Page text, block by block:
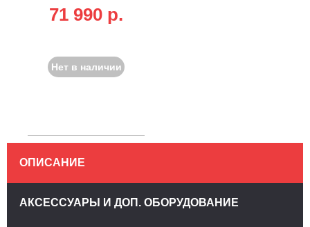
10,1 кг.)71 990 p.
Нет в наличии
ОПИСАНИЕ
АКСЕССУАРЫ И ДОП. ОБОРУДОВАНИЕ